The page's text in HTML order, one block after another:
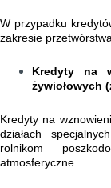
W przypadku
zakresie
Kredyty na
żywiołowych
Kredyty na
działach
rolnikom
atmosferyczne.